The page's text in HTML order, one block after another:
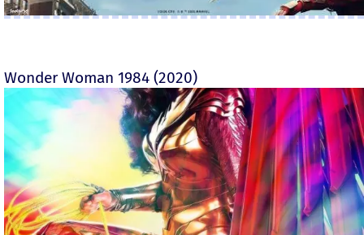
Wonder Woman 1984 (2020)